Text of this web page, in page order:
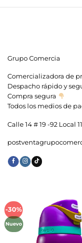
Grupo Comercia
Comercializadora de
Despacho rápido y
Compra segura
Todos los medios de
Calle 14 # 19 -92 Local
-30%
Nuevo